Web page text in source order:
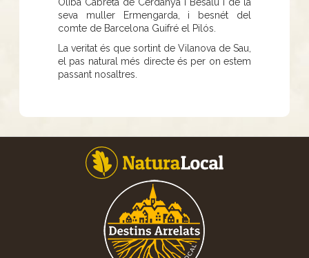
seva muller Ermengarda, i besnét del
comte de Barcelona Guifré el Pilós.
La veritat és que sortint de Vilanova de Sau,
el pas natural més directe és per on estem
passant nosaltres.